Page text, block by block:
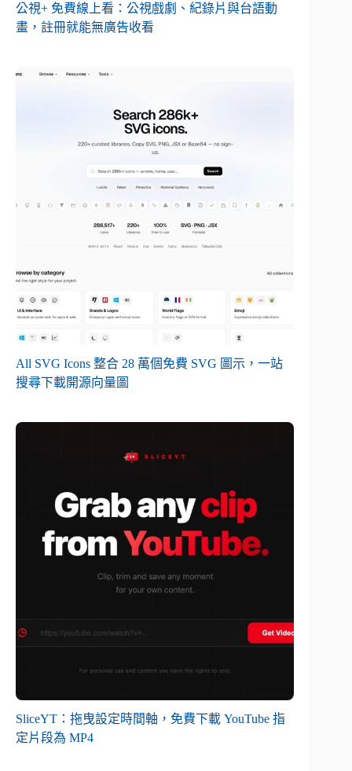
公視+ 免費線上看：公視戲劇、紀錄片與台語動
畫，註冊就能無廣告收看
All SVG Icons 整合 28 萬個免費 SVG 圖示，一站
搜尋下載開源向量圖
SliceYT：拖曳設定時間軸，免費下載 YouTube 指
定片段為 MP4